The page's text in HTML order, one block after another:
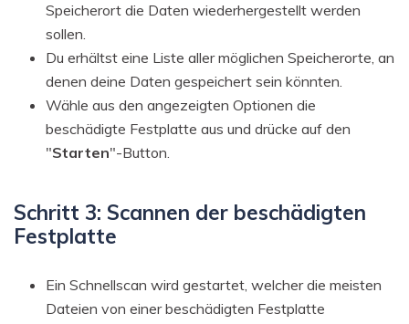
Speicherort die Daten wiederhergestellt werden
sollen.
Du erhältst eine Liste aller möglichen Speicherorte, an
denen deine Daten gespeichert sein könnten.
Wähle aus den angezeigten Optionen die
beschädigte Festplatte aus und drücke auf den
"Starten"-Button.
Schritt 3: Scannen der beschädigten
Festplatte
Ein Schnellscan wird gestartet, welcher die meisten
Dateien von einer beschädigten Festplatte